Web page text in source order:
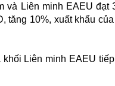
và Liên minh EAEU đạt
tăng 10%, xuất khẩu
Liên minh EAEU